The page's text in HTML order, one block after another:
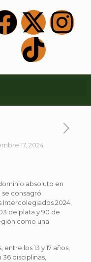
17, 2024
absoluto en
se consagró
2024,
de plata y 90 de
como una
los 13 y 17 años,
disciplinas,